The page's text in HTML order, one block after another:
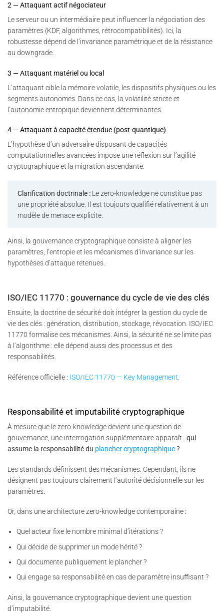
2 — Attaquant actif négociateur
Le serveur ou un intermédiaire peut influencer la négociation des
paramètres (KDF, algorithmes, rétrocompatibilités). Ici, la
robustesse dépend de l’invariance paramétrique et de la résistance
au downgrade.
3 — Attaquant matériel ou local
L’attaquant cible la mémoire volatile, les dispositifs physiques ou les
segments autonomes. Dans ce cas, la volatilité stricte et
l’autonomie entropique deviennent déterminantes.
4 — Attaquant à capacité étendue (post-quantique)
L’hypothèse d’un adversaire disposant de capacités
computationnelles avancées impose une réflexion sur l’agilité
cryptographique et la migration ascendante.
Clarification doctrinale : Le zero-knowledge ne constitue pas
une propriété absolue. Il est toujours qualifié relativement à un
modèle de menace explicite.
Ainsi, la gouvernance cryptographique consiste à aligner les
paramètres, l’entropie et les mécanismes d’invariance sur les
hypothèses d’attaque retenues.
ISO/IEC 11770 : gouvernance du cycle de vie des clés
Ensuite, la doctrine de sécurité doit intégrer la gestion du cycle de
vie des clés : génération, distribution, stockage, révocation. ISO/IEC
11770 formalise ces mécanismes. Ainsi, la sécurité ne se limite pas
à l’algorithme : elle dépend aussi des processus et des
responsabilités.
Référence officielle : ISO/IEC 11770 — Key Management
Responsabilité et imputabilité cryptographique
À mesure que le zero-knowledge devient une question de
gouvernance, une interrogation supplémentaire apparaît : qui
assume la responsabilité du plancher cryptographique?
Les standards définissent des mécanismes. Cependant, ils ne
désignent pas toujours clairement l’autorité décisionnelle sur les
paramètres.
Or, dans une architecture zero-knowledge contemporaine :
Quel acteur fixe le nombre minimal d’itérations ?
Qui décide de supprimer un mode hérité ?
Qui documente publiquement le plancher ?
Qui engage sa responsabilité en cas de paramètre insuffisant ?
Ainsi, la gouvernance cryptographique devient une question
d’imputabilité.